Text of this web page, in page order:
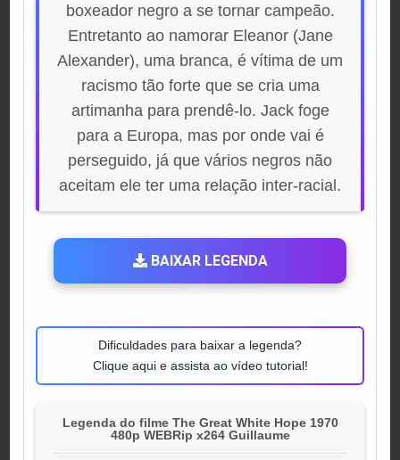
boxeador negro a se tornar campeão.
Entretanto ao namorar Eleanor (Jane
Alexander), uma branca, é vítima de um
racismo tão forte que se cria uma
artimanha para prendê-lo. Jack foge
para a Europa, mas por onde vai é
perseguido, já que vários negros não
aceitam ele ter uma relação inter-racial.
BAIXAR LEGENDA
Dificuldades para baixar a legenda?
Clique aqui e assista ao vídeo tutorial!
Legenda do filme The Great White Hope 1970
480p WEBRip x264 Guillaume